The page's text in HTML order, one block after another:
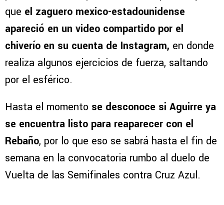
que el zaguero mexico-estadounidense
apareció en un video compartido por el
chiverío en su cuenta de Instagram, en donde
realiza algunos ejercicios de fuerza, saltando
por el esférico.
Hasta el momento se desconoce si Aguirre ya
se encuentra listo para reaparecer con el
Rebaño, por lo que eso se sabrá hasta el fin de
semana en la convocatoria rumbo al duelo de
Vuelta de las Semifinales contra Cruz Azul.